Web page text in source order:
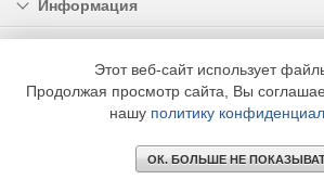
Информация
Этот веб-сайт использует
Продолжая просмотр сайта, Вы
нашу политику
ОК. БОЛЬШЕ НЕ